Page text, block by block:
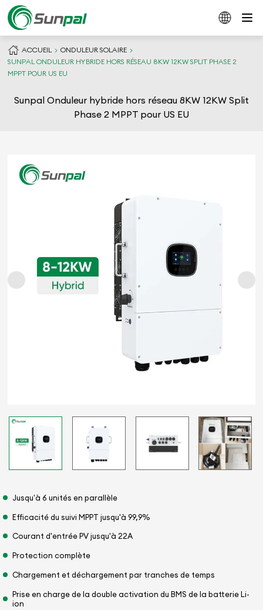
ACCUEIL
ONDULEUR SOLAIRE
SUNPAL ONDULEUR HYBRIDE HORS RÉSEAU 8KW 12KW SPLIT PHASE 2
MPPT POUR US EU
Sunpal Onduleur hybride hors réseau 8KW 12KW Split
Phase 2 MPPT pour US EU
Jusqu'à 6 unités en parallèle
Efficacité du suivi MPPT jusqu'à 99,9%
Courant d'entrée PV jusqu'à 22A
Protection complète
Chargement et déchargement par tranches de temps
Prise en charge de la double activation du BMS de la batterie Li-
ion